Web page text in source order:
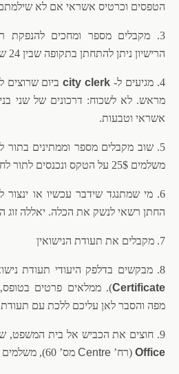
הטפסים וכרטיס אשראי אם לא
3. מקבלים מספר ומחכים להנפקת
הרישיון ניתן להתחתן בתקופה שבין 24 שעות ועד 60 ימים.
4. מגיעים ל- city clerk
ביום שרוצים
מראש. לא לשכוח: דרכונים של שני
אשראי וטבעות.
5. שוב מקבלים מספר וממתינים
משלמים 25$ על הטקס ונכנסים לתור לחתונות.
6. מי שמתנגד שידבר עכשיו או ינצור לנצח… האם את…
החתן רשאי לנשק את הכלה. יאללה זוג
7. מקבלים את תעודת הנישואין
8. מבקשים בדלפק היעודי תעודת נישואין בינלאומית (
Certificate
מפה והסבר לאן עליכם ללכת עם תעודת
9. חוצים את הכביש אל בית המשפט, שם נמצא ה-
Office (רח’ Centre מס’ 60), משלמים 3$ ומקבלים חותמת נוטריון